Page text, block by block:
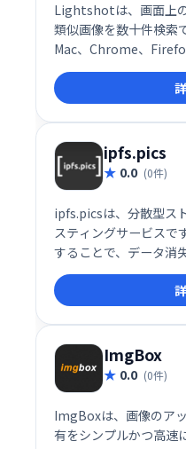
Lightshotは、画面上
類似画像を数十件検索
Mac、Chrome、
ムに対応しています
って、画像検索もでき
ipfs.pics
0.0 (0件)
ipfs.picsは、分散型ス
スティングサービスで
することで、データ消
保存を実現します。
心して画像を管理でき
ImgBox
0.0 (0件)
ImgBoxは、画像のア
有をシンプルかつ高速